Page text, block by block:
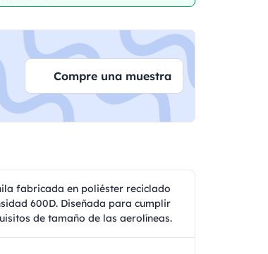
Compre una muestra
fabricada en poliéster reciclado
600D. Diseñada para cumplir
de tamaño de las aerolíneas.